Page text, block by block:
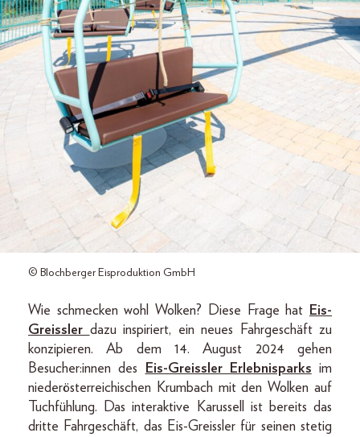
© Blochberger Eisproduktion GmbH
Wie schmecken wohl Wolken? Diese Frage hat
Eis-
Greissler dazu inspiriert, ein neues Fahrgeschäft zu
konzipieren. Ab dem 14. August 2024 gehen
Besucher:innen des
Eis-Greissler Erlebnisparks im
niederösterreichischen Krumbach mit den Wolken auf
Tuchfühlung. Das interaktive Karussell ist bereits das
dritte Fahrgeschäft, das Eis-Greissler für seinen stetig